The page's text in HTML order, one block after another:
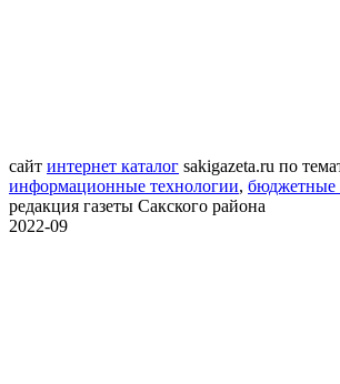
сайт интернет каталог sakigazeta.ru по
информационные технологии, бюджетные
редакция газеты Сакского района
2022-09